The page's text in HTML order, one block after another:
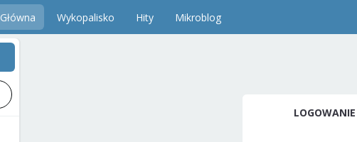
Główna Wykopalisko Hity Mikroblog
LOGOWANIE